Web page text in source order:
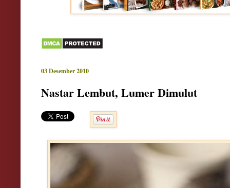
03 Desember 2010
Nastar Lembut, Lumer Dimulut